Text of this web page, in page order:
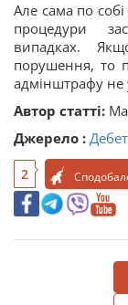
Але сама по
процедури
випадках.
порушення, то
адмінштрафу не
Автор статті:
Джерело :
2